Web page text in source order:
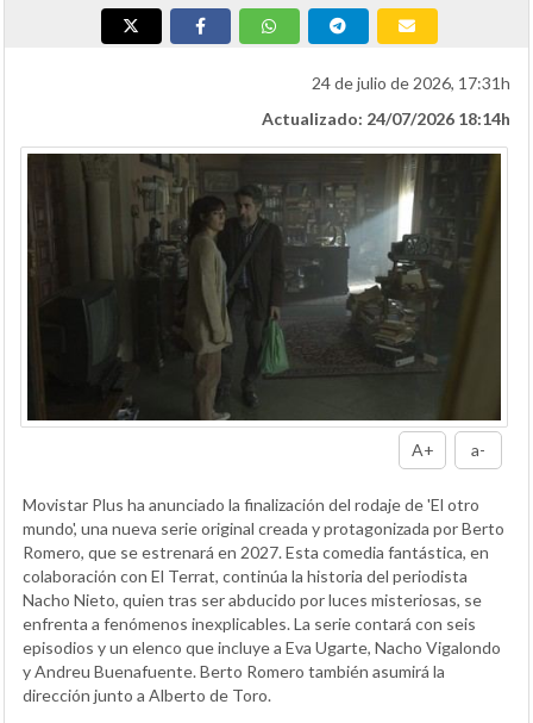
24 de julio de 2026, 17:31h
Actualizado: 24/07/2026 18:14h
A+ a-
Movistar Plus ha anunciado la finalización del rodaje de 'El otro
mundo', una nueva serie original creada y protagonizada por Berto
Romero, que se estrenará en 2027. Esta comedia fantástica, en
colaboración con El Terrat, continúa la historia del periodista
Nacho Nieto, quien tras ser abducido por luces misteriosas, se
enfrenta a fenómenos inexplicables. La serie contará con seis
episodios y un elenco que incluye a Eva Ugarte, Nacho Vigalondo
y Andreu Buenafuente. Berto Romero también asumirá la
dirección junto a Alberto de Toro.